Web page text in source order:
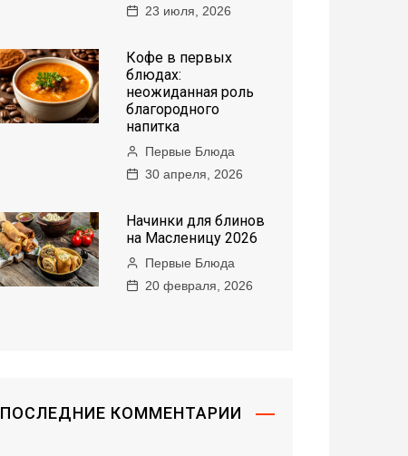
23 июля, 2026
Кофе в первых
блюдах:
неожиданная роль
благородного
напитка
Первые Блюда
30 апреля, 2026
Начинки для блинов
на Масленицу 2026
Первые Блюда
20 февраля, 2026
ПОСЛЕДНИЕ КОММЕНТАРИИ